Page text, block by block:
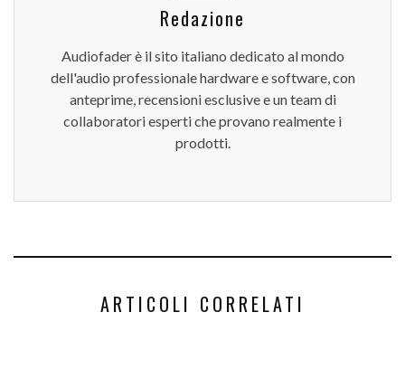
Redazione
Audiofader è il sito italiano dedicato al mondo
dell'audio professionale hardware e software, con
anteprime, recensioni esclusive e un team di
collaboratori esperti che provano realmente i
prodotti.
ARTICOLI CORRELATI